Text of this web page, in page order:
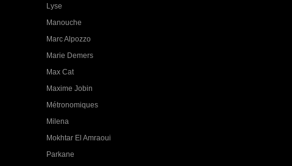
Lyse
Manouche
Marc Alpozzo
Marie Demers
Max Cat
Maxime Jobin
Métronomiques
Milena
Mokhtar El Amraoui
Parkane